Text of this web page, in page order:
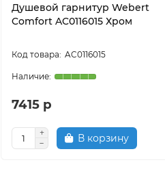
Душевой гарнитур Webert
Comfort AC0116015 Хром
AC0116015
7415 р
В корзину